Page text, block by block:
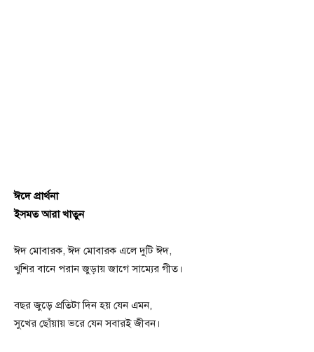
ঈদে প্রার্থনা
ইসমত আরা খাতুন
ঈদ মোবারক, ঈদ মোবারক এলে দুটি ঈদ,
খুশির বানে পরান জুড়ায় জাগে সাম্যের গীত।
বছর জুড়ে প্রতিটা দিন হয় যেন এমন,
সুখের ছোঁয়ায় ভরে যেন সবারই জীবন।